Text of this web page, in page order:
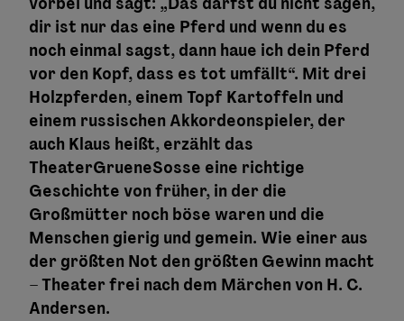
dir ist nur das eine Pferd und wenn du es
noch einmal sagst, dann haue ich dein Pferd
vor den Kopf, dass es tot umfällt“. Mit drei
Holzpferden, einem Topf Kartoffeln und
einem russischen Akkordeonspieler, der
auch Klaus heißt, erzählt das
TheaterGrueneSosse eine richtige
Geschichte von früher, in der die
Großmütter noch böse waren und die
Menschen gierig und gemein. Wie einer aus
der größten Not den größten Gewinn macht
– Theater frei nach dem Märchen von H. C.
Andersen.